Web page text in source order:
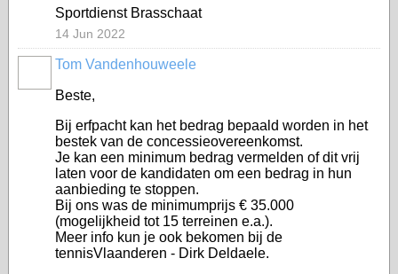
Sportdienst Brasschaat
14 Jun 2022
Tom Vandenhouweele
Beste,
Bij erfpacht kan het bedrag bepaald worden in het
bestek van de concessieovereenkomst.
Je kan een minimum bedrag vermelden of dit vrij
laten voor de kandidaten om een bedrag in hun
aanbieding te stoppen.
Bij ons was de minimumprijs € 35.000
(mogelijkheid tot 15 terreinen e.a.).
Meer info kun je ook bekomen bij de
tennisVlaanderen - Dirk Deldaele.